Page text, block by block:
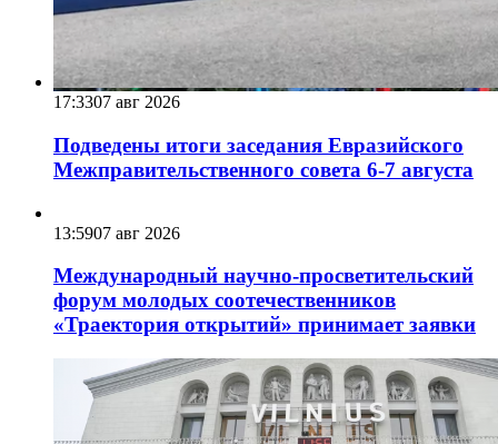
17:3307 авг 2026
Подведены итоги заседания Евразийского
Межправительственного совета 6-7 августа
13:5907 авг 2026
Международный научно-просветительский
форум молодых соотечественников
«Траектория открытий» принимает заявки